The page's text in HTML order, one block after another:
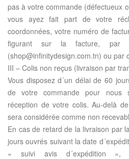
pas à votre commande (défectueux
vous ayez fait part de votre
coordonnées, votre numéro de
figurant sur la facture, par
(shop@infinitydesign.com.tn) ou par
III – Colis non reçus (livraison par
Vous disposez d´un délai de 60
de votre commande pour nous
réception de votre colis. Au-delà
sera considérée comme non
En cas de retard de la livraison par
jours ouvrés suivant la date
« suivi avis d´expédition »,